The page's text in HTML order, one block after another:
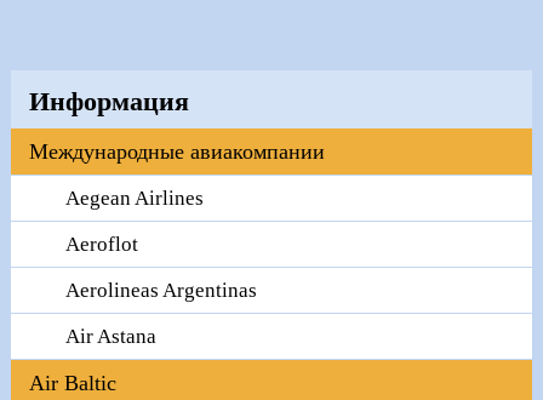
Информация
Международные авиакомпании
Aegean Airlines
Aeroflot
Aerolineas Argentinas
Air Astana
Air Baltic